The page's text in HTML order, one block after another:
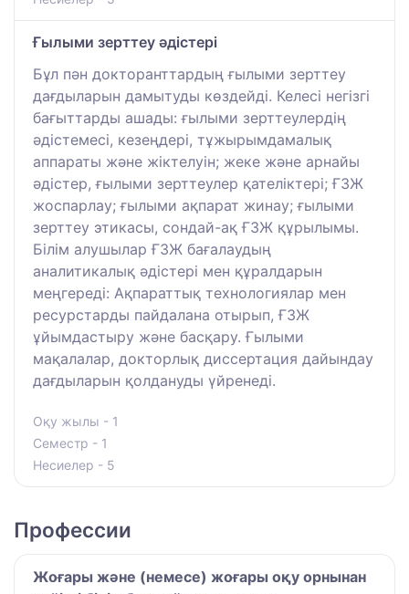
Ғылыми зерттеу әдістері
Бұл пән докторанттардың ғылыми зерттеу
дағдыларын дамытуды көздейді. Келесі негізгі
бағыттарды ашады: ғылыми зерттеулердің
әдістемесі, кезеңдері, тұжырымдамалық
аппараты және жіктелуін; жеке және арнайы
әдістер, ғылыми зерттеулер қателіктері; ҒЗЖ
жоспарлау; ғылыми ақпарат жинау; ғылыми
зерттеу этикасы, сондай-ақ ҒЗЖ құрылымы.
Білім алушылар ҒЗЖ бағалаудың
аналитикалық әдістері мен құралдарын
меңгереді: Ақпараттық технологиялар мен
ресурстарды пайдалана отырып, ҒЗЖ
ұйымдастыру және басқару. Ғылыми
мақалалар, докторлық диссертация дайындау
дағдыларын қолдануды үйренеді.
Оқу жылы - 1
Семестр - 1
Несиелер - 5
Профессии
Жоғары және (немесе) жоғары оқу орнынан